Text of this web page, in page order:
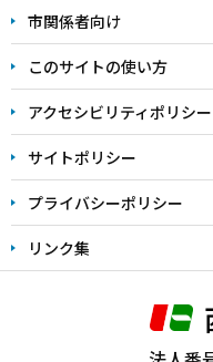
こ
ま
で
市関係者向け
このサイトの使い方
アクセシビリティポリシー
サイトポリシー
プライバシーポリシー
リンク集